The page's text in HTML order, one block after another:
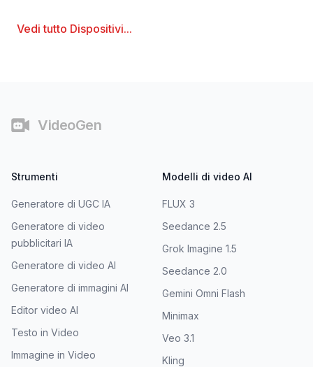
Vedi tutto Dispositivi...
VideoGen
Strumenti
Generatore di UGC IA
Generatore di video
pubblicitari IA
Generatore di video AI
Generatore di immagini AI
Editor video AI
Testo in Video
Immagine in Video
Modelli di video AI
FLUX 3
Seedance 2.5
Grok Imagine 1.5
Seedance 2.0
Gemini Omni Flash
Minimax
Veo 3.1
Kling